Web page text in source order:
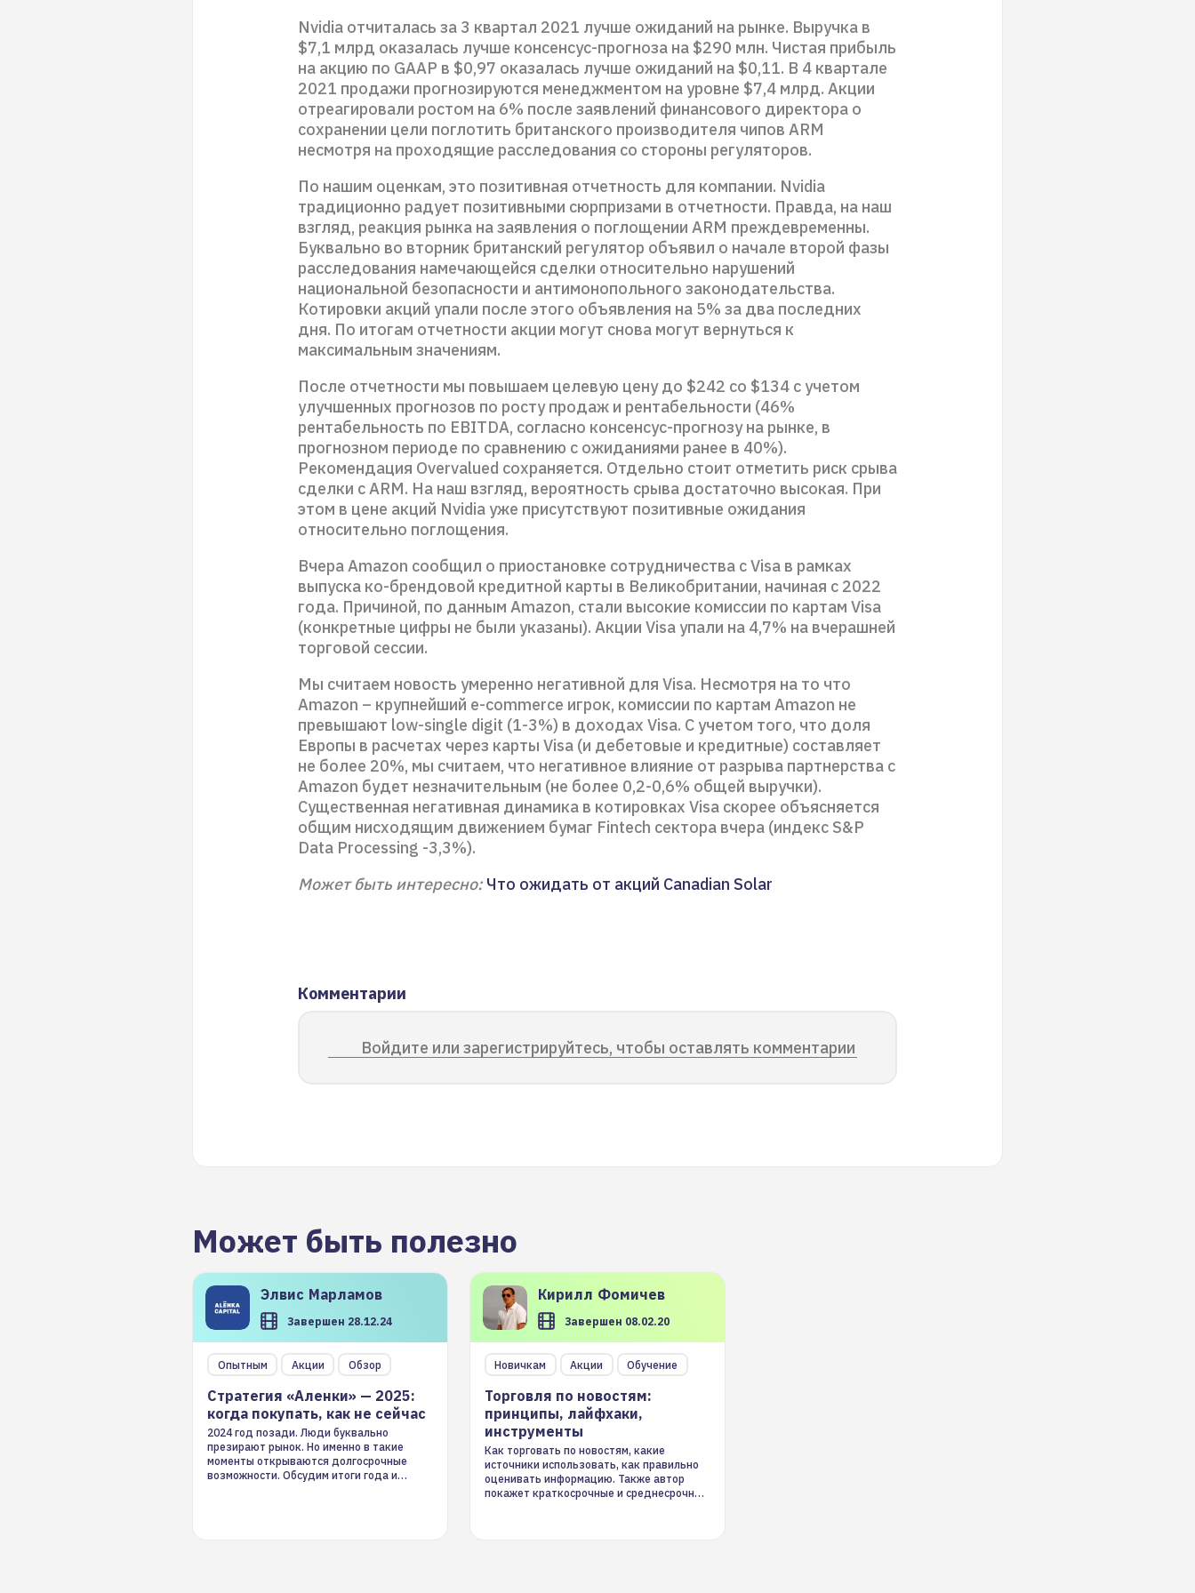
Nvidia отчиталась за 3 квартал 2021 лучше ожиданий на рынке. Выручка в
$7,1 млрд оказалась лучше консенсус-прогноза на $290 млн. Чистая прибыль
на акцию по GAAP в $0,97 оказалась лучше ожиданий на $0,11. В 4 квартале
2021 продажи прогнозируются менеджментом на уровне $7,4 млрд. Акции
отреагировали ростом на 6% после заявлений финансового директора о
сохранении цели поглотить британского производителя чипов ARM
несмотря на проходящие расследования со стороны регуляторов.
По нашим оценкам, это позитивная отчетность для компании. Nvidia
традиционно радует позитивными сюрпризами в отчетности. Правда, на наш
взгляд, реакция рынка на заявления о поглощении ARM преждевременны.
Буквально во вторник британский регулятор объявил о начале второй фазы
расследования намечающейся сделки относительно нарушений
национальной безопасности и антимонопольного законодательства.
Котировки акций упали после этого объявления на 5% за два последних
дня. По итогам отчетности акции могут снова могут вернуться к
максимальным значениям.
После отчетности мы повышаем целевую цену до $242 cо $134 с учетом
улучшенных прогнозов по росту продаж и рентабельности (46%
рентабельность по EBITDA, согласно консенсус-прогнозу на рынке, в
прогнозном периоде по сравнению с ожиданиями ранее в 40%).
Рекомендация Overvalued сохраняется. Отдельно стоит отметить риск срыва
сделки с ARM. На наш взгляд, вероятность срыва достаточно высокая. При
этом в цене акций Nvidia уже присутствуют позитивные ожидания
относительно поглощения.
Вчера Amazon сообщил о приостановке сотрудничества с Visa в рамках
выпуска ко-брендовой кредитной карты в Великобритании, начиная с 2022
года. Причиной, по данным Amazon, стали высокие комиссии по картам Visa
(конкретные цифры не были указаны). Акции Visa упали на 4,7% на вчерашней
торговой сессии.
Мы считаем новость умеренно негативной для Visa. Несмотря на то что
Amazon – крупнейший e-commerce игрок, комиссии по картам Amazon не
превышают low-single digit (1-3%) в доходах Visa. С учетом того, что доля
Европы в расчетах через карты Visa (и дебетовые и кредитные) составляет
не более 20%, мы считаем, что негативное влияние от разрыва партнерства с
Amazon будет незначительным (не более 0,2-0,6% общей выручки).
Существенная негативная динамика в котировках Visa скорее объясняется
общим нисходящим движением бумаг Fintech сектора вчера (индекс S&P
Data Processing -3,3%).
Может быть интересно: Что ожидать от акций Canadian Solar
Комментарии
Войдите или зарегистрируйтесь, чтобы оставлять комментарии
Может быть полезно
Элвис Марламов
Завершен 28.12.24
Опытным Акции Обзор
Стратегия «Аленки» — 2025:
когда покупать, как не сейчас
2024 год позади. Люди буквально
презирают рынок. Но именно в такие
моменты открываются долгосрочные
возможности. Обсудим итоги года и
Кирилл Фомичев
Завершен 08.02.20
Новичкам Акции Обучение
Торговля по новостям:
принципы, лайфхаки,
инструменты
Как торговать по новостям, какие
источники использовать, как правильно
оценивать информацию. Также автор
покажет краткосрочные и среднесрочные